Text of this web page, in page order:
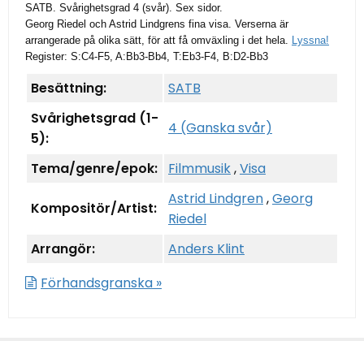
SATB . Svårighetsgrad 4 (svår). Sex sidor.
Georg Riedel och Astrid Lindgrens fina visa. Verserna är
arrangerade på olika sätt, för att få omväxling i det hela. Lyssna!
Register: S:C4-F5, A:Bb3-Bb4, T:Eb3-F4, B:D2-Bb3
Besättning:
SATB
Svårighetsgrad (1-
5):
4 (Ganska svår)
Tema/genre/epok: Filmmusik,Visa
Kompositör/Artist:
Astrid Lindgren,Georg
Riedel
Arrangör:
Anders Klint
Förhandsgranska »